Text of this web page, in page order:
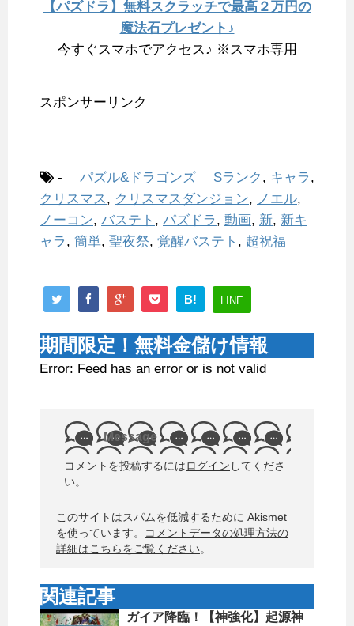
【パズドラ】無料スクラッチで最高２万円の
魔法石プレゼント♪
今すぐスマホでアクセス♪ ※スマホ専用
スポンサーリンク
- パズル&ドラゴンズ Sランク , キャラ ,
クリスマス, クリスマスダンジョン, ノエル,
ノーコン, バステト , パズドラ , 動画, 新, 新キ
ャラ , 簡単, 聖夜祭, 覚醒バステト , 超祝福
B! LINE
期間限定！無料金儲け情報
Error: Feed has an error or is not valid
Message
コメントを投稿するにはログイン してくださ
い。
このサイトはスパムを低減するために Akismet
を使っています。
コメントデータの処理方法の
詳細はこちらをご覧ください。
関連記事
ガイア降臨！【神強化】起源神